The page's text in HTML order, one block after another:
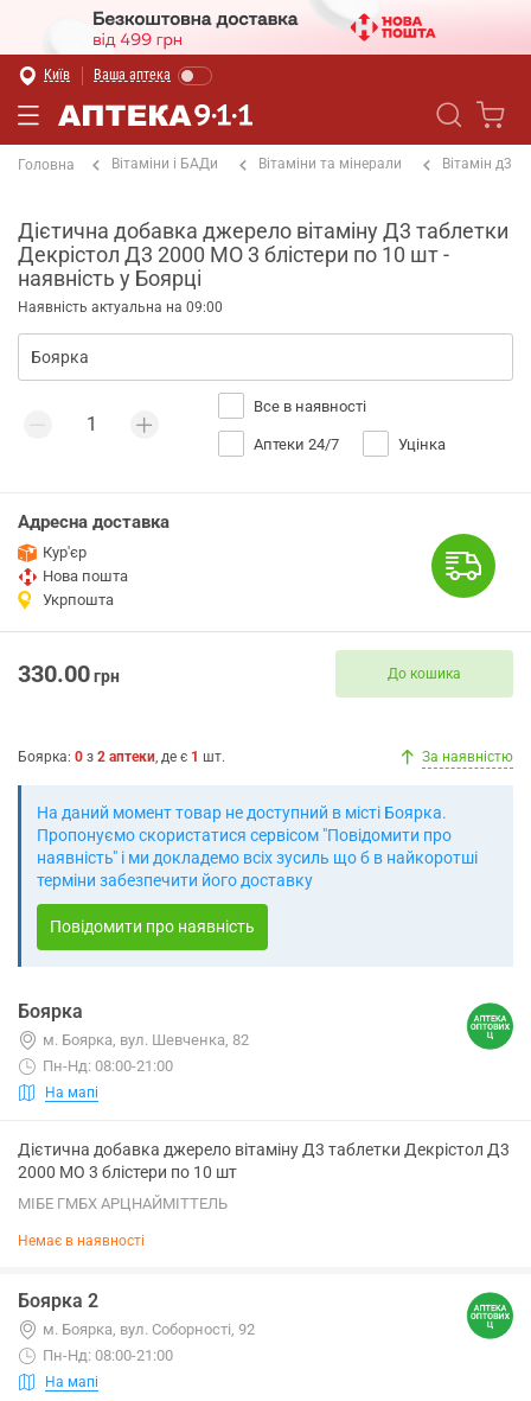
Київ Ваша аптека
Головна Вітаміни і БАДи Вітаміни та мінерали Вітамін д3
Дієтична добавка джерело вітаміну Д3 таблетки
Декрістол Д3 2000 МО 3 блістери по 10 шт -
наявність у Боярці
Наявність актуальна на 09:00
Все в наявності
Аптеки 24/7 Уцінка
Адресна доставка
Кур'єр
Нова пошта
Укрпошта
330.00грн До кошика
Боярка: 0 з 2 аптеки, де є 1 шт. За наявністю
На даний момент товар не доступний в місті Боярка.
Пропонуємо скористатися сервісом "Повідомити про
наявність" і ми докладемо всіх зусиль що б в найкоротші
терміни забезпечити його доставку
Повідомити про наявність
Боярка
м. Боярка, вул. Шевченка, 82
Пн-Нд: 08:00-21:00
На мапі
Дієтична добавка джерело вітаміну Д3 таблетки Декрістол Д3
2000 МО 3 блістери по 10 шт
МІБЕ ГМБХ АРЦНАЙМІТТЕЛЬ
Немає в наявності
Боярка 2
м. Боярка, вул. Соборності, 92
Пн-Нд: 08:00-21:00
На мапі